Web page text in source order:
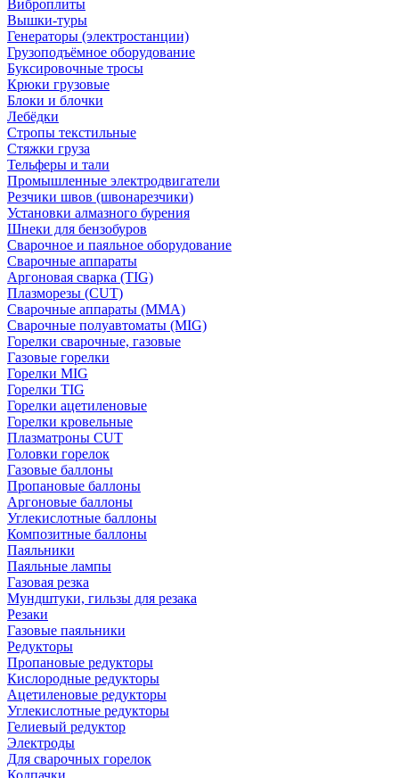
Виброплиты
Вышки-туры
Генераторы (электростанции)
Грузоподъёмное оборудование
Буксировочные тросы
Крюки грузовые
Блоки и блочки
Лебёдки
Стропы текстильные
Стяжки груза
Тельферы и тали
Промышленные электродвигатели
Резчики швов (швонарезчики)
Установки алмазного бурения
Шнеки для бензобуров
Сварочное и паяльное оборудование
Сварочные аппараты
Аргоновая сварка (TIG)
Плазморезы (CUT)
Сварочные аппараты (MMA)
Сварочные полуавтоматы (MIG)
Горелки сварочные, газовые
Газовые горелки
Горелки MIG
Горелки TIG
Горелки ацетиленовые
Горелки кровельные
Плазматроны CUT
Головки горелок
Газовые баллоны
Пропановые баллоны
Аргоновые баллоны
Углекислотные баллоны
Композитные баллоны
Паяльники
Паяльные лампы
Газовая резка
Мундштуки, гильзы для резака
Резаки
Газовые паяльники
Редукторы
Пропановые редукторы
Кислородные редукторы
Ацетиленовые редукторы
Углекислотные редукторы
Гелиевый редуктор
Электроды
Для сварочных горелок
Колпачки